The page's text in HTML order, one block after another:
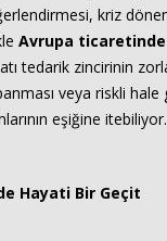
kriz
Avrupa
tedarik zincirinin
veya riskli hale
eşiğine itebiliyor.
Hayati Bir Geçit